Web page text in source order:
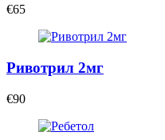
€65
Ривотрил 2мг
€90